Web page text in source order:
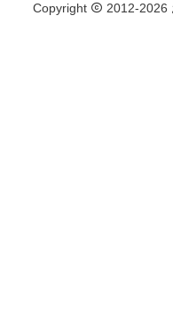
Copyright
2012-2026